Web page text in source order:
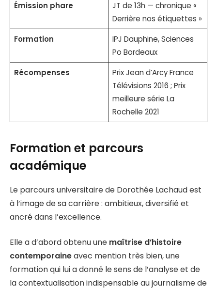
Émission phare
JT de 13h — chronique «
Derrière nos étiquettes »
Formation
IPJ Dauphine, Sciences
Po Bordeaux
Récompenses
Prix Jean d’Arcy France
Télévisions 2016 ; Prix
meilleure série La
Rochelle 2021
Formation et parcours
académique
Le parcours universitaire de Dorothée Lachaud est
à l’image de sa carrière : ambitieux, diversifié et
ancré dans l’excellence.
Elle a d’abord obtenu une maîtrise d’histoire
contemporaineavec mention très bien, une
formation qui lui a donné le sens de l’analyse et de
la contextualisation indispensable au journalisme de